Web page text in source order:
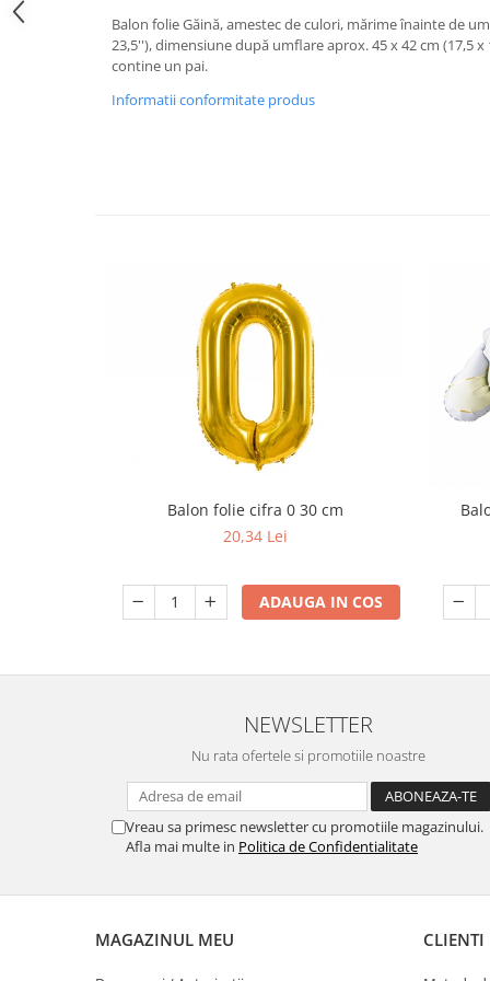
Balon folie Găină, amestec de culori, mărime înainte de
23,5''), dimensiune după umflare aprox. 45 x 42 cm (17,5
contine un pai.
Informatii conformitate produs
Balon folie cifra 0 30 cm
20,34 Lei
ADAUGA IN COS
NEWSLETTER
Nu rata ofertele si promotiile noastre
Vreau sa primesc newsletter cu promotiile magazinului.
Afla mai multe in Politica de Confidentialitate
MAGAZINUL MEU CLIENTI